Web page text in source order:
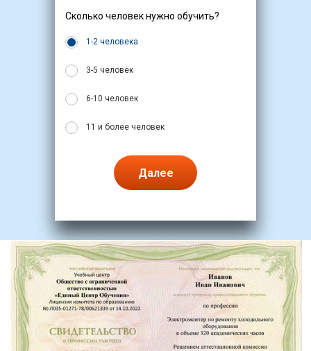
Сколько человек нужно обучить?
1-2 человека
3-5 человек
6-10 человек
11 и более человек
Далее